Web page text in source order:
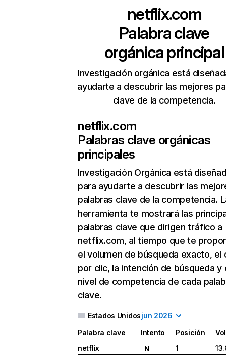
netflix.com
Palabra clave
orgánica principal
Investigación orgánica está
ayudarte a descubrir las mejores
clave de la competencia.
netflix.com
Palabras clave orgánicas
principales
Investigación Orgánica está
para ayudarte a descubrir las
palabras clave de la competencia.
herramienta te mostrará las
palabras clave que dirigen tráfico a
netflix.com, al tiempo que te
el volumen de búsqueda exacto, el
por clic, la intención de búsqueda y
nivel de competencia de cada
clave.
Estados Unidosjun 2026
Palabra clave Intento Posición
netflix
N 1